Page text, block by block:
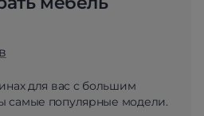
для вас с большим
самые популярные модели.